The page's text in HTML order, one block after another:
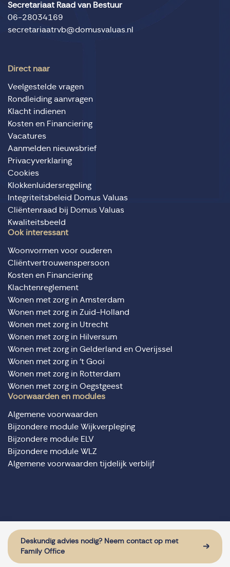
Deskundig advies nodig? Neem contact op met
Family Office
Secretariaat Raad van Bestuur
06-28034169
secretariaatrvb@domusvaluas.nl
Direct naar
Veelgestelde vragen
Rondleiding aanvragen
Klacht indienen
Kosten en Financiering
Vacatures
Aanmelden nieuwsbrief
Privacyverklaring
Cookies
Klokkenluidersregeling
Integriteitsbeleid Domus Valuas
Cliëntenraad bij Domus Valuas
Kwaliteitsbeeld
Ook interessant
Woonvormen voor ouderen
Cliëntvertrouwenspersoon
Kosten en Financiering
Klachtenreglement
Wonen met zorg in Amsterdam
Wonen met zorg in Zuid-Holland
Wonen met zorg in Utrecht
Wonen met zorg in Hilversum
Wonen met zorg in Gelderland en Overijssel
Wonen met zorg in ‘t Gooi
Wonen met zorg in Rotterdam
Wonen met zorg in Oegstgeest
Voorwaarden en modules
Algemene voorwaarden
Bijzondere module Wijkverpleging
Bijzondere module ELV
Bijzondere module WLZ
Algemene voorwaarden tijdelijk verblijf
Website door: Sturdy Digital